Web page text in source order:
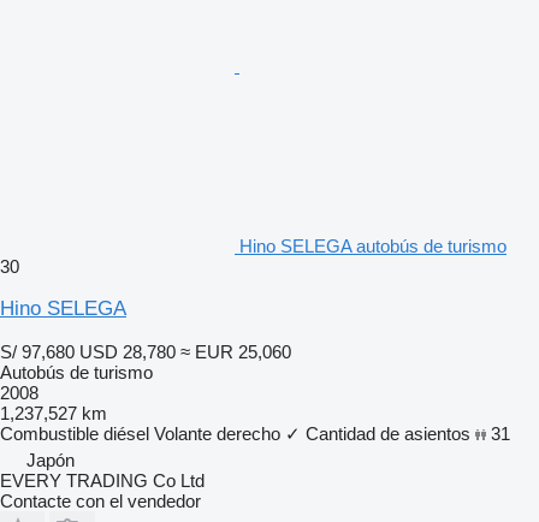
Hino SELEGA autobús de turismo
30
Hino SELEGA
S/ 97,680 USD 28,780 ≈ EUR 25,060
Autobús de turismo
2008
1,237,527 km
Combustible diésel Volante derecho ✓ Cantidad de asientos
31
Japón
EVERY TRADING Co Ltd
Contacte con el vendedor